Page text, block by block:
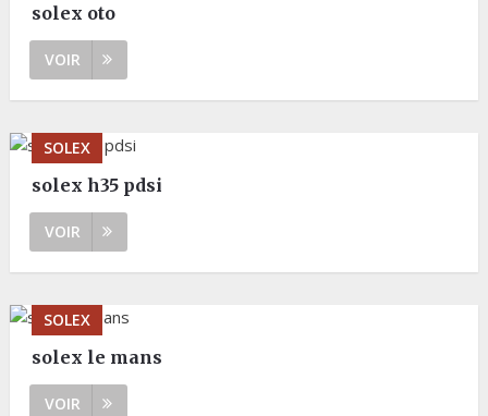
solex oto
VOIR
SOLEX
solex h35 pdsi
VOIR
SOLEX
solex le mans
VOIR